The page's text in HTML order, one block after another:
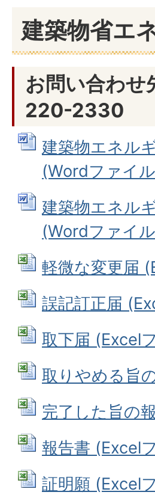
建築物省エ
お問い合わせ
220-2330
建築物エネル
(Wordファイ
建築物エネル
(Wordファイ
軽微な変更届
誤記訂正届
取下届 (Excel
取りやめる旨
完了した旨の
報告書 (Excel
証明願 (Excel